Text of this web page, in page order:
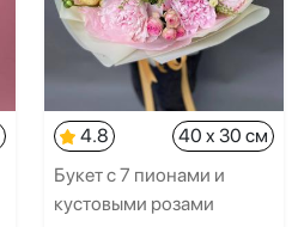
4.8
40 x 30 см
Букет с 7 пионами и
кустовыми розами